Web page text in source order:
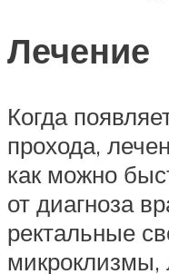
Лечение
Когда
прохода,
как можно
от диагноза
ректальные
микроклизмы,